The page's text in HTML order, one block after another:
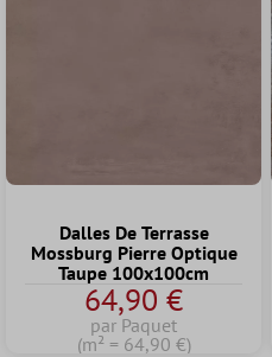
Dalles De Terrasse
Mossburg Pierre Optique
Taupe 100x100cm
64,90 €
par Paquet
(m² = 64,90 €)